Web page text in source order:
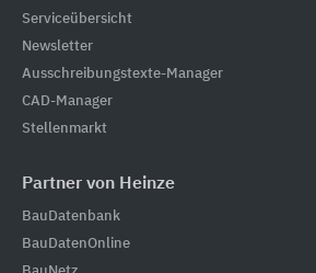
Serviceübersicht
Newsletter
Ausschreibungstexte-Manager
CAD-Manager
Stellenmarkt
Partner von Heinze
BauDatenbank
BauDatenOnline